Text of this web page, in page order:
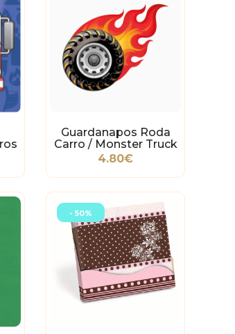
Guardanapos Roda
Carro / Monster Truck
4.80€
- 50%